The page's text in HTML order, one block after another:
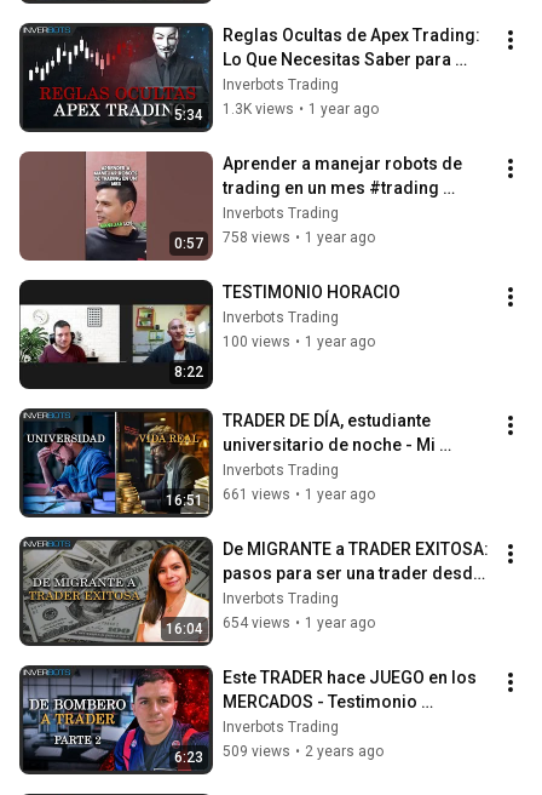
5:34
Reglas Ocultas de Apex Trading:
Lo Que Necesitas Saber para
Operar en Vivo
Inverbots Trading
1.3K views • 1 year ago
0:57
Aprender a manejar robots de
trading en un mes #trading
#robots #testimonio
Inverbots Trading
758 views • 1 year ago
8:22
TESTIMONIO HORACIO
Inverbots Trading
100 views • 1 year ago
16:51
TRADER DE DÍA, estudiante
universitario de noche - Mi
Experiencia con los ROBOTS DE
TRADING
Inverbots Trading
661 views • 1 year ago
16:04
De MIGRANTE a TRADER EXITOSA:
pasos para ser una trader desde
ESPAÑA
Inverbots Trading
654 views • 1 year ago
6:23
Este TRADER hace JUEGO en los
MERCADOS - Testimonio
INVERBOTS
Inverbots Trading
509 views • 2 years ago